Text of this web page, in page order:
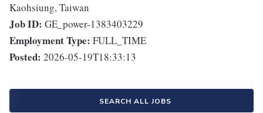
Kaohsiung, Taiwan
Job ID: GE_power-1383403229
Employment Type: FULL_TIME
Posted: 2026-05-19T18:33:13
SEARCH ALL JOBS